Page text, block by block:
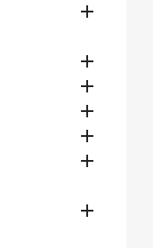






